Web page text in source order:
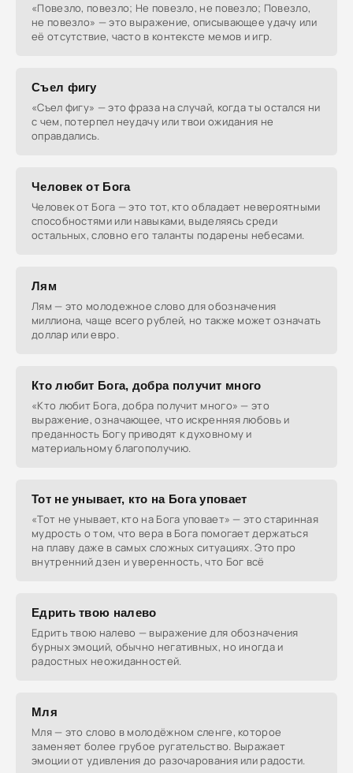
«Повезло, повезло; Не повезло, не повезло; Повезло,
не повезло» — это выражение, описывающее удачу или
её отсутствие, часто в контексте мемов и игр.
Съел фигу
«Съел фигу» — это фраза на случай, когда ты остался ни
с чем, потерпел неудачу или твои ожидания не
оправдались.
Человек от Бога
Человек от Бога — это тот, кто обладает невероятными
способностями или навыками, выделяясь среди
остальных, словно его таланты подарены небесами.
Лям
Лям — это молодежное слово для обозначения
миллиона, чаще всего рублей, но также может означать
доллар или евро.
Кто любит Бога, добра получит много
«Кто любит Бога, добра получит много» — это
выражение, означающее, что искренняя любовь и
преданность Богу приводят к духовному и
материальному благополучию.
Тот не унывает, кто на Бога уповает
«Тот не унывает, кто на Бога уповает» — это старинная
мудрость о том, что вера в Бога помогает держаться
на плаву даже в самых сложных ситуациях. Это про
внутренний дзен и уверенность, что Бог всё
Едрить твою налево
Едрить твою налево — выражение для обозначения
бурных эмоций, обычно негативных, но иногда и
радостных неожиданностей.
Мля
Мля — это слово в молодёжном сленге, которое
заменяет более грубое ругательство. Выражает
эмоции от удивления до разочарования или радости.